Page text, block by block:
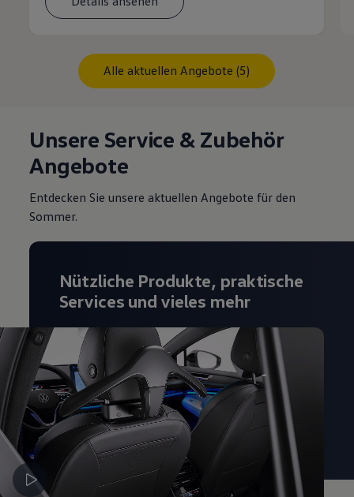
Alle aktuellen Angebote (5)
Unsere Service & Zubehör
Angebote
Entdecken Sie unsere aktuellen Angebote für den
Sommer.
Nützliche Produkte, praktische
Services und vieles mehr